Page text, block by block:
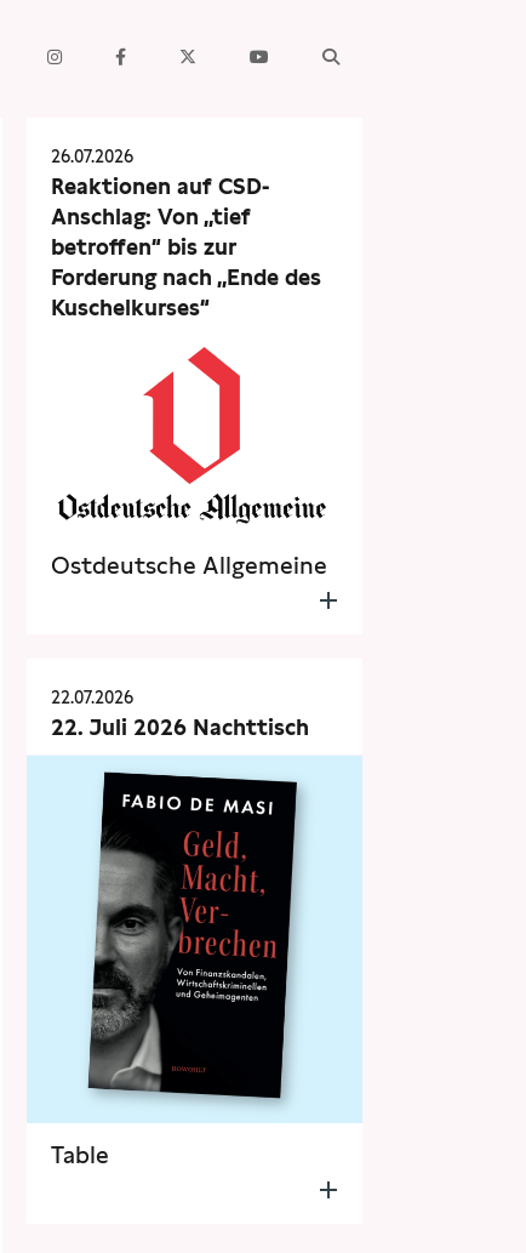
26.07.2026
Reaktionen auf CSD-
Anschlag: Von „tief
betroffen“ bis zur
Forderung nach „Ende des
Kuschelkurses“
Ostdeutsche Allgemeine
22.07.2026
22. Juli 2026 Nachttisch
Table